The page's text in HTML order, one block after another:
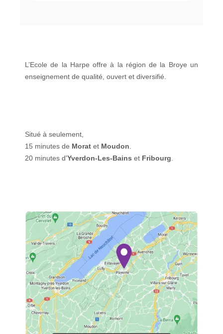
L’Ecole de la Harpe offre à la région de la Broye un
enseignement de qualité, ouvert et diversifié.
Situé à seulement,
15 minutes de Morat et Moudon
20 minutes d'Yverdon-Les-Bains et Fribourg